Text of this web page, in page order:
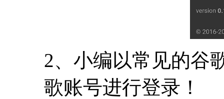
2、小编以常见的谷
歌账号进行登录！